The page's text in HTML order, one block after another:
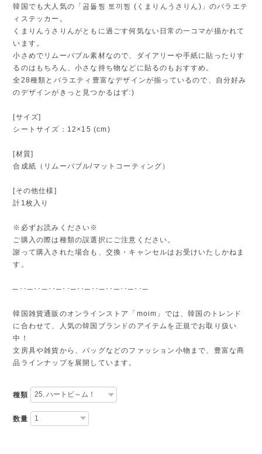
韓国でも大人気の「곰돌찡 토끼찡 (くまりんうさりん)」のバラエテ
ィステッカー。
くまりんうさりんがともに過ごす何気ない日常の一コマが描かれて
います。
小さめでリムーバブル素材なので、ダイアリーや手紙に貼ったりす
るのはもちろん、小さな持ち物などに貼るのもおすすめ。
全28種類とバラエティ豊富なデザインが揃っているので、自分好み
のデザインがきっと見つかるはず:)
[サイズ]
シートサイズ：12×15 (cm)
[材質]
合成紙（リムーバブル/マットコーティング）
[その他仕様]
計1枚入り
※必ずお読みください※
ご購入の際は種類の誤選択にご注意ください。
謝って購入された場合も、交換・キャンセルはお受けいたしかねま
す。
─･･─･･─･･─･･─･･─･･─･･─･･─･･─
韓国雑貨通販のオンラインストア「moim」では、韓国のトレンド
に合わせて、人気の韓国ブランドのアイテムを正規でお取り扱い
中！
文房具や雑貨から、バッグなどのファッション小物まで、豊富な商
品ラインナップを展開しています。
種類
数量